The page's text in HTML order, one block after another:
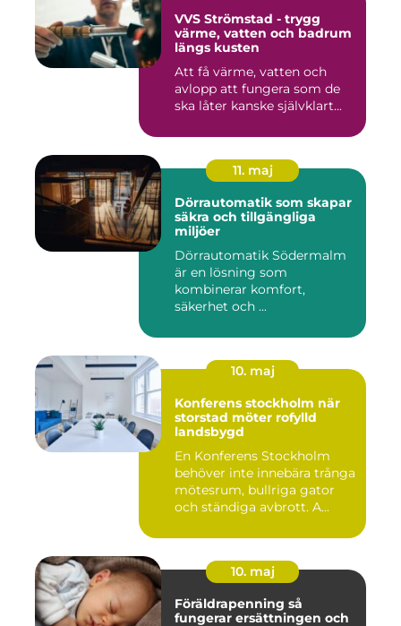
VVS Strömstad - trygg
värme, vatten och badrum
längs kusten
Att få värme, vatten och
avlopp att fungera som de
ska låter kanske självklart...
11. maj
Dörrautomatik som skapar
säkra och tillgängliga
miljöer
Dörrautomatik Södermalm
är en lösning som
kombinerar komfort,
säkerhet och ...
10. maj
Konferens stockholm när
storstad möter rofylld
landsbygd
En Konferens Stockholm
behöver inte innebära trånga
mötesrum, bullriga gator
och ständiga avbrott. A...
10. maj
Föräldrapenning så
fungerar ersättningen och